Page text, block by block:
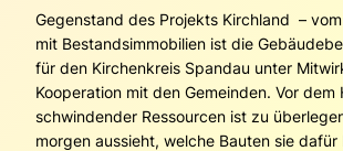
Gegenstand des Projekts Kirchland –
mit Bestandsimmobilien ist die
für den Kirchenkreis Spandau unter
Kooperation mit den Gemeinden. Vor dem
schwindender Ressourcen ist zu
morgen aussieht, welche Bauten sie